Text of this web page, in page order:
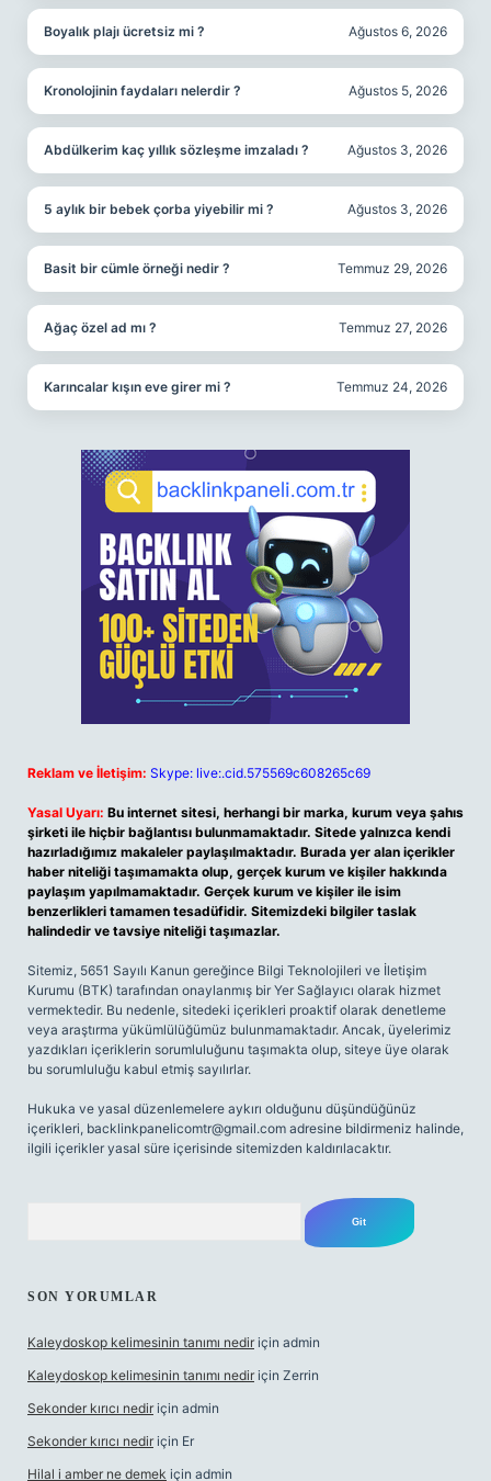
Boyalık plajı ücretsiz mi ? Ağustos 6, 2026
Kronolojinin faydaları nelerdir ? Ağustos 5, 2026
Abdülkerim kaç yıllık sözleşme imzaladı ? Ağustos 3, 2026
5 aylık bir bebek çorba yiyebilir mi ? Ağustos 3, 2026
Basit bir cümle örneği nedir ? Temmuz 29, 2026
Ağaç özel ad mı ? Temmuz 27, 2026
Karıncalar kışın eve girer mi ? Temmuz 24, 2026
Reklam ve İletişim: Skype: live:.cid.575569c608265c69
Yasal Uyarı: Bu internet sitesi, herhangi bir marka, kurum veya şahıs
şirketi ile hiçbir bağlantısı bulunmamaktadır. Sitede yalnızca kendi
hazırladığımız makaleler paylaşılmaktadır. Burada yer alan içerikler
haber niteliği taşımamakta olup, gerçek kurum ve kişiler hakkında
paylaşım yapılmamaktadır. Gerçek kurum ve kişiler ile isim
benzerlikleri tamamen tesadüfidir. Sitemizdeki bilgiler taslak
halindedir ve tavsiye niteliği taşımazlar.
Sitemiz, 5651 Sayılı Kanun gereğince Bilgi Teknolojileri ve İletişim
Kurumu (BTK) tarafından onaylanmış bir Yer Sağlayıcı olarak hizmet
vermektedir. Bu nedenle, sitedeki içerikleri proaktif olarak denetleme
veya araştırma yükümlülüğümüz bulunmamaktadır. Ancak, üyelerimiz
yazdıkları içeriklerin sorumluluğunu taşımakta olup, siteye üye olarak
bu sorumluluğu kabul etmiş sayılırlar.
Hukuka ve yasal düzenlemelere aykırı olduğunu düşündüğünüz
içerikleri, backlinkpanelicomtr@gmail.com adresine bildirmeniz halinde,
ilgili içerikler yasal süre içerisinde sitemizden kaldırılacaktır.
SON YORUMLAR
Kaleydoskop kelimesinin tanımı nedir için admin
Kaleydoskop kelimesinin tanımı nedir için Zerrin
Sekonder kırıcı nedir için admin
Sekonder kırıcı nedir için Er
Hilal i amber ne demek için admin